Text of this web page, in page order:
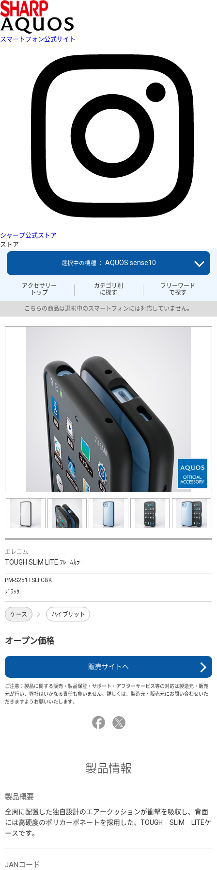
スマートフォン公式サイト
シャープ公式ストア
ストア
アクセサリー
トップ
カテゴリ別
に探す
フリーワード
で探す
選択中の機種 ： AQUOS sense10
こちらの商品は選択中のスマートフォンには対応していません。
エレコム
TOUGH SLIM LITE ﾌﾚｰﾑｶﾗｰ
PM-S251TSLFCBK
ﾌﾞﾗｯｸ
ケース ハイブリット
オープン価格
販売サイトへ
ご注意：製品に関する販売・製品保証・サポート・アフターサービス等の対応は製造元・販売
元が行い、弊社はいかなる責任も負いません。詳しくは、製造元・販売元にお問い合わせいた
だきますようお願いいたします。
製品情報
製品概要
全周に配置した独自設計のエアークッションが衝撃を吸収し、背面
には高硬度のポリカーボネートを採用した、TOUGH SLIM LITEケ
ースです。
JANコード